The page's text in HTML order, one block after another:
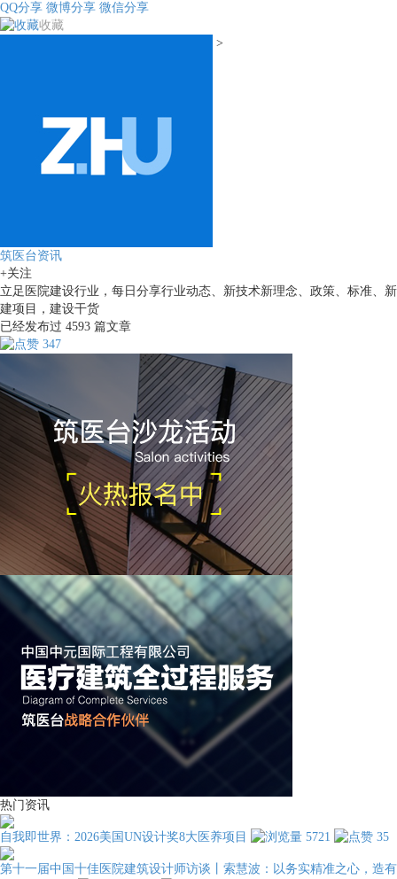
QQ分享 微博分享 微信分享
收藏
>
筑医台资讯
+关注
立足医院建设行业，每日分享行业动态、新技术新理念、政策、标准、新
建项目，建设干货
已经发布过 4593 篇文章
347
热门资讯
自我即世界：2026美国UN设计奖8大医养项目 5721 35
第十一届中国十佳医院建筑设计师访谈丨索慧波：以务实精准之心，造有